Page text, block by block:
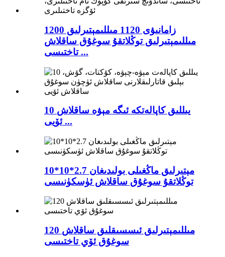
زامانىۋى 1120 مىللىمېتىرلىق 1200
مىللىمېتىرلىق توڭلاتقۇ سوغۇق ساقلاش
تاختىسى ...
10 يىللىق كاپالەتكە ئىگە مېۋە ساقلاش
ئۆيى ...
10*10*2.7 مېتىرلىق ماڭغىلى بولىدىغان
توڭلاتقۇ سوغۇق ساقلاش ئۈسكۈنىسى
120 مىللىمېتىرلىق ئىسسىقلىق ساقلاش
سوغۇق ئۆي تاختىسى